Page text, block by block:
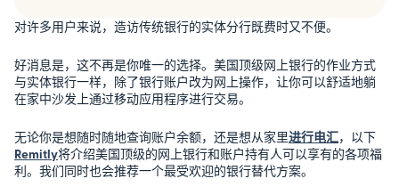
对许多用户来说，造访传统银行的实体分行既费时又不便。
好消息是，这不再是你唯一的选择。美国顶级网上银行的作业方式
与实体银行一样，除了银行账户改为网上操作，让你可以舒适地躺
在家中沙发上通过移动应用程序进行交易。
无论你是想随时随地查询账户余额，还是想从家里进行电汇，以下
Remitly将介绍美国顶级的网上银行和账户持有人可以享有的各项福
利。我们同时也会推荐一个最受欢迎的银行替代方案。